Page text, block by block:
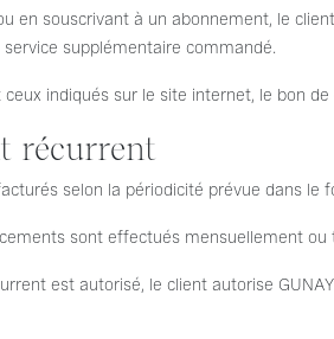
en souscrivant à un abonnement, le
supplémentaire commandé.
indiqués sur le site internet, le bon
récurrent
selon la périodicité prévue dans le
sont effectués mensuellement
est autorisé, le client autorise